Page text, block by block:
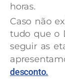
horas.
Caso não
tudo que o
seguir as
desconto.